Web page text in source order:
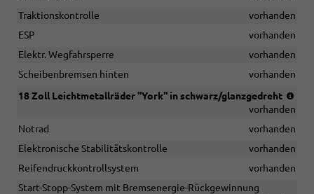
Traktionskontrolle
vorhanden
ESP
vorhanden
Elektr. Wegfahrsperre
vorhanden
Scheibenbremsen hinten
vorhanden
18 Zoll Leichtmetallräder ''York'' in schwarz/glanzgedreht
vorhanden
Notrad
vorhanden
Elektronische Stabilitätskontrolle
vorhanden
Reifendruckkontrollsystem
vorhanden
Start-Stopp-System mit Bremsenergie-Rückgewinnung